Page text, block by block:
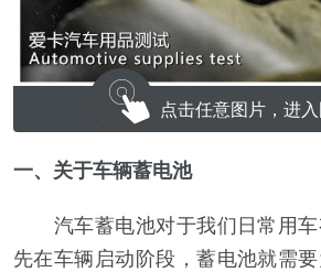
点击任意图片，进
一、关于车辆蓄电池
汽车蓄电池对于我们日常用车
先在车辆启动阶段，蓄电池就需